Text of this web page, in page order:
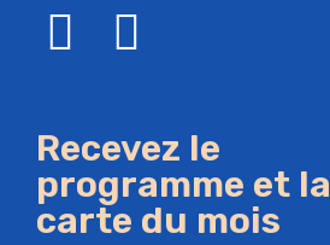
Recevez le
programme et la
carte du mois